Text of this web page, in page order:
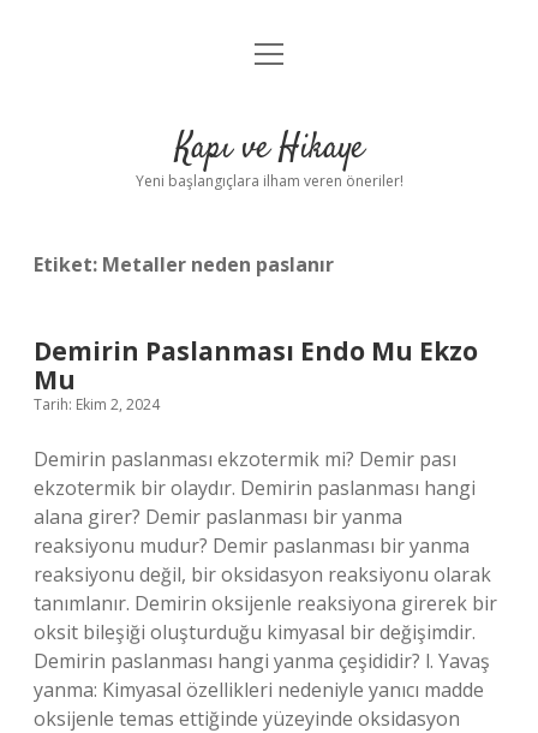
Anasayfa
Yasal Uyarı
menüyü
Kapı ve Hikaye
Yeni başlangıçlara ilham veren öneriler!
Etiket: Metaller neden paslanır
Demirin Paslanması Endo Mu Ekzo
Mu
Tarih: Ekim 2, 2024
Demirin paslanması ekzotermik mi? Demir pası
ekzotermik bir olaydır. Demirin paslanması hangi
alana girer? Demir paslanması bir yanma
reaksiyonu mudur? Demir paslanması bir yanma
reaksiyonu değil, bir oksidasyon reaksiyonu olarak
tanımlanır. Demirin oksijenle reaksiyona girerek bir
oksit bileşiği oluşturduğu kimyasal bir değişimdir.
Demirin paslanması hangi yanma çeşididir? l. Yavaş
yanma: Kimyasal özellikleri nedeniyle yanıcı madde
oksijenle temas ettiğinde yüzeyinde oksidasyon